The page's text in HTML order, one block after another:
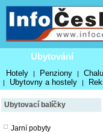
Ubytování
Hotely | Penziony |
| Ubytovny a hostely |
Ubytovací balíčky
Jarní pobyty